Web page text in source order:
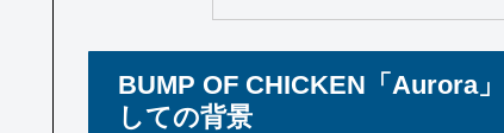
BUMP OF CHICKEN「Aurora
しての背景